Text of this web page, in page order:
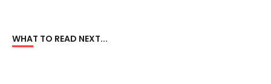
WHAT TO READ NEXT...